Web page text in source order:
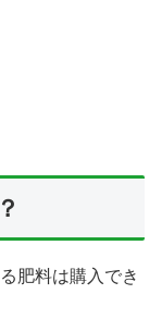
肥料は購入でき